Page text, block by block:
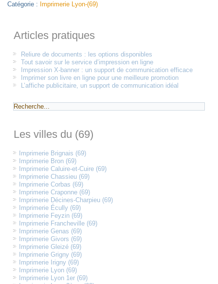
Catégorie : Imprimerie Lyon-(69)
Articles pratiques
Reliure de documents : les options disponibles
Tout savoir sur le service d’impression en ligne
Impression X-banner : un support de communication efficace
Imprimer son livre en ligne pour une meilleure promotion
L’affiche publicitaire, un support de communication idéal
Les villes du (69)
Imprimerie Brignais (69)
Imprimerie Bron (69)
Imprimerie Caluire-et-Cuire (69)
Imprimerie Chassieu (69)
Imprimerie Corbas (69)
Imprimerie Craponne (69)
Imprimerie Décines-Charpieu (69)
Imprimerie Écully (69)
Imprimerie Feyzin (69)
Imprimerie Francheville (69)
Imprimerie Genas (69)
Imprimerie Givors (69)
Imprimerie Gleizé (69)
Imprimerie Grigny (69)
Imprimerie Irigny (69)
Imprimerie Lyon (69)
Imprimerie Lyon 1er (69)